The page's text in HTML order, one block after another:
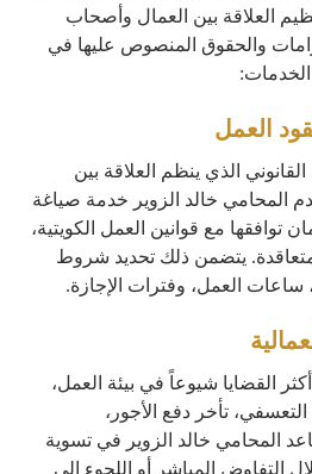
العلاقة بين العمال وأصحاب
والحقوق المنصوص عليها في
العمل
الذي ينظم العلاقة بين
المحامي خالد الزوير خدمة صياغة
مع قوانين العمل الكويتية،
يتضمن ذلك تحديد شروط
ساعات العمل، وفترات الإجازة.
القضايا شيوعاً في بيئة العمل،
تأخر دفع الأجور،
المحامي خالد الزوير في تسوية
التفاوض المباشر أو اللجوء إلى